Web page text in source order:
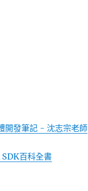
開發筆記 - 沈志宗老師
SDK百科全書